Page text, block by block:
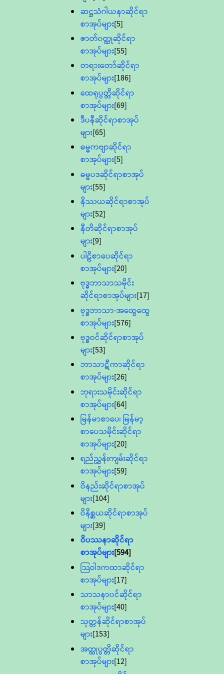
ဆဋ္ဌသံဂါယနာဆိုင်ရာ
စာအုပ်များ[5]
ဇာတ်၀တ္ထုဆိုင်ရာ
စာအုပ်များ[55]
တရားတော်ဆိုင်ရာ
စာအုပ်များ[186]
ထေရုပ္ပတ္တိဆိုင်ရာ
စာအုပ်များ[69]
ဒီပနီဆိုင်ရာစာအုပ်
များ[65]
ဓမ္မကဗျာဆိုင်ရာ
စာအုပ်များ[5]
ဓမ္မပဒဆိုင်ရာစာအုပ်
များ[55]
နိဿယဆိုင်ရာစာအုပ်
များ[52]
နီတိဆိုင်ရာစာအုပ်
များ[9]
ပါဠိစာပေဆိုင်ရာ
စာအုပ်များ[20]
ဗုဒ္ဓဘာသာသမိုင်း
ဆိုင်ရာစာအုပ်များ[17]
ဗုဒ္ဓဘာသာ-အထွေထွေ
စာအုပ်များ[576]
ဗုဒ္ဓဝင်ဆိုင်ရာစာအုပ်
များ[53]
ဘာသာဋီကာဆိုင်ရာ
စာအုပ်များ[26]
ဘုရားသမိုင်းဆိုင်ရာ
စာအုပ်များ[64]
မြန်မာစာပေ၊ မြန်မာ့
စာပေသမိုင်းဆိုင်ရာ
စာအုပ်များ[20]
ရည်ညွှန်းကျမ်းဆိုင်ရာ
စာအုပ်များ[59]
ဝိနည်းဆိုင်ရာစာအုပ်
များ[104]
ဝိနိစ္ဆယဆိုင်ရာစာအုပ်
များ[39]
ဝိပဿနာဆိုင်ရာ
စာအုပ်များ[594]
သြဝါဒကထာဆိုင်ရာ
စာအုပ်များ[17]
သာသနာ၀င်ဆိုင်ရာ
စာအုပ်များ[40]
သုတ္တန်ဆိုင်ရာစာအုပ်
များ[153]
အတ္ထုပ္ပတ္တိဆိုင်ရာ
စာအုပ်များ[12]